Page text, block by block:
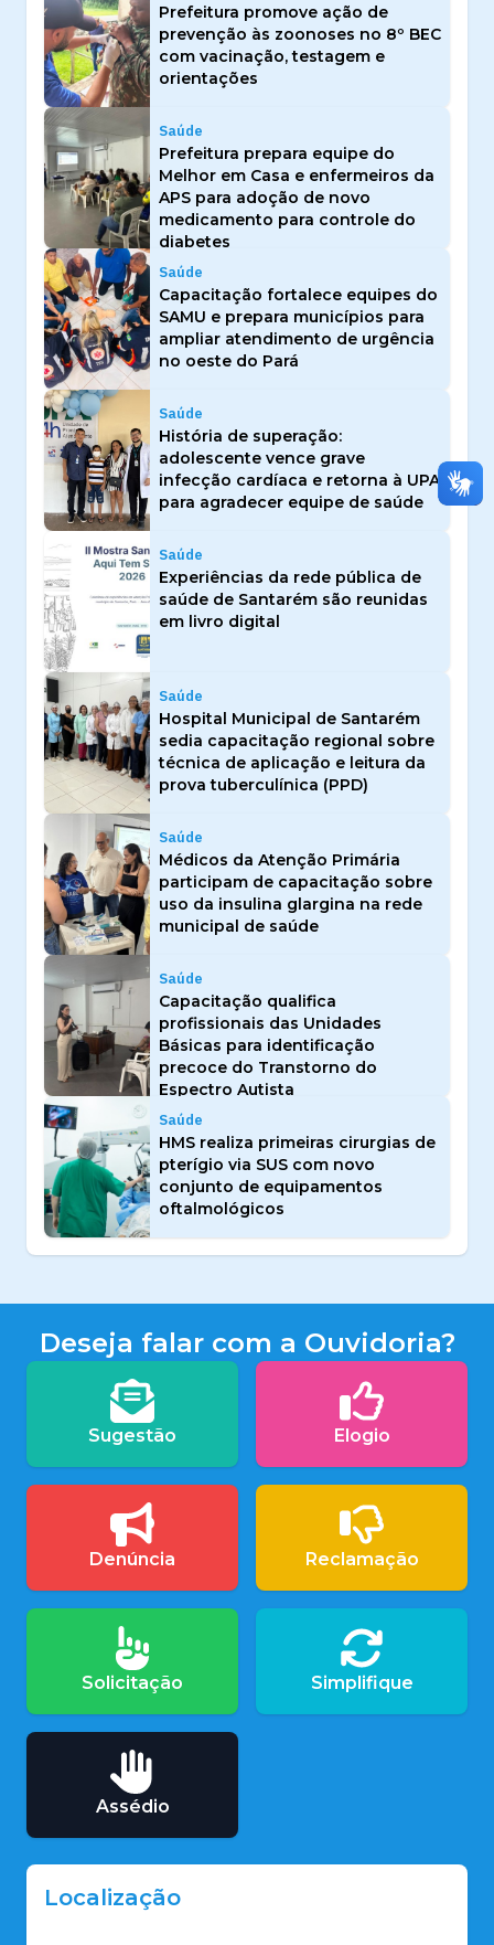
Prefeitura promove ação de
prevenção às zoonoses no 8º BEC
com vacinação, testagem e
orientações
Saúde
Prefeitura prepara equipe do
Melhor em Casa e enfermeiros da
APS para adoção de novo
medicamento para controle do
diabetes
Saúde
Capacitação fortalece equipes do
SAMU e prepara municípios para
ampliar atendimento de urgência
no oeste do Pará
Saúde
História de superação:
adolescente vence grave
infecção cardíaca e retorna à UPA
para agradecer equipe de saúde
Saúde
Experiências da rede pública de
saúde de Santarém são reunidas
em livro digital
Saúde
Hospital Municipal de Santarém
sedia capacitação regional sobre
técnica de aplicação e leitura da
prova tuberculínica (PPD)
Saúde
Médicos da Atenção Primária
participam de capacitação sobre
uso da insulina glargina na rede
municipal de saúde
Saúde
Capacitação qualifica
profissionais das Unidades
Básicas para identificação
precoce do Transtorno do
Espectro Autista
Saúde
HMS realiza primeiras cirurgias de
pterígio via SUS com novo
conjunto de equipamentos
oftalmológicos
Deseja falar com a Ouvidoria?
Sugestão Elogio
Denúncia Reclamação
Solicitação Simplifique
Assédio
Localização